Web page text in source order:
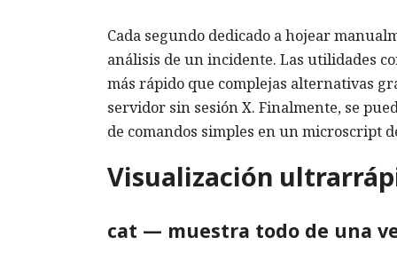
Cada segundo dedicado a hojear
análisis de un incidente. Las utilidades
más rápido que complejas alternativas
servidor sin sesión X. Finalmente, se
de comandos simples en un microscript
Visualización
cat — muestra todo de una